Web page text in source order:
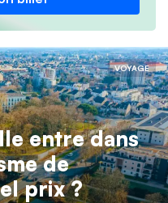
VOYAGE
entre dans
de
prix ?